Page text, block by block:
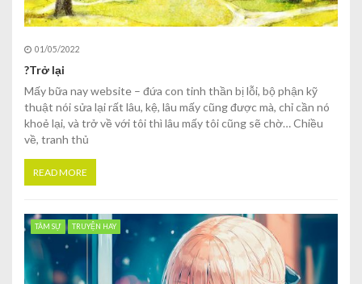
01/05/2022
?Trở lại
Mấy bữa nay website – đứa con tinh thần bị lỗi, bộ phận kỹ
thuật nói sửa lại rất lâu, kệ, lâu mấy cũng được mà, chỉ cần nó
khoẻ lại, và trở về với tôi thì lâu mấy tôi cũng sẽ chờ… Chiều
về, tranh thủ
READ MORE
TÂM SỰ TRUYỆN HAY